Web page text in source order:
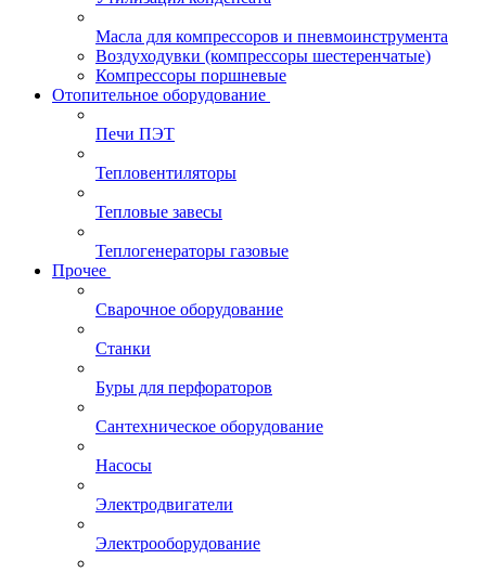
Масла для компрессоров и пневмоинструмента
Воздуходувки (компрессоры шестеренчатые)
Компрессоры поршневые
Отопительное оборудование
Печи ПЭТ
Тепловентиляторы
Тепловые завесы
Теплогенераторы газовые
Прочее
Сварочное оборудование
Станки
Буры для перфораторов
Сантехническое оборудование
Насосы
Электродвигатели
Электрооборудование